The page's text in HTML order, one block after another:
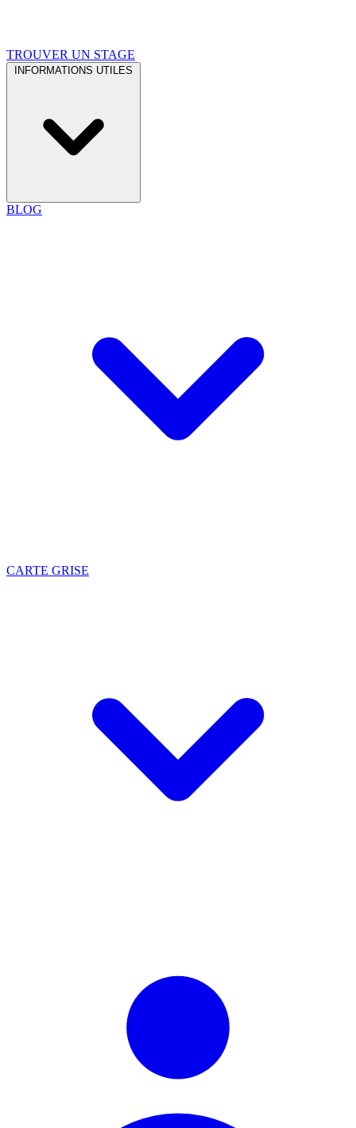
TROUVER UN STAGE
INFORMATIONS UTILES
BLOG
CARTE GRISE